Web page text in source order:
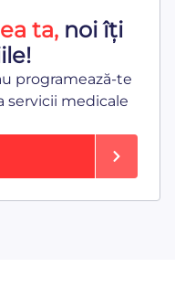
ta, noi îți
programează-te
servicii medicale